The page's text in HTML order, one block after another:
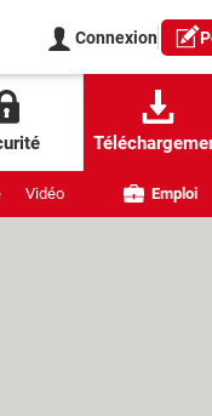
Connexion
Vidéo Emploi